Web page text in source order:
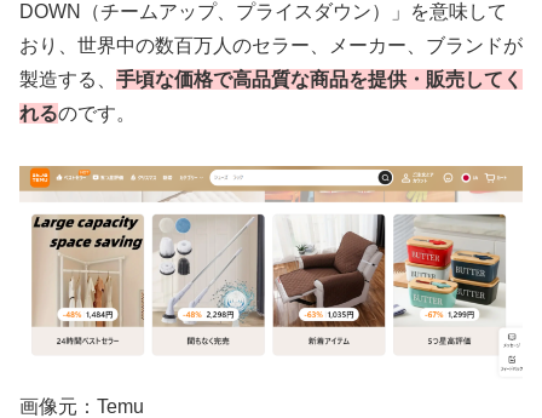
DOWN（チームアップ、プライスダウン）」を意味して
おり、世界中の数百万人のセラー、メーカー、ブランドが
製造する、 手頃な価格で高品質な商品を提供・販売してく
れるのです。
画像元：Temu